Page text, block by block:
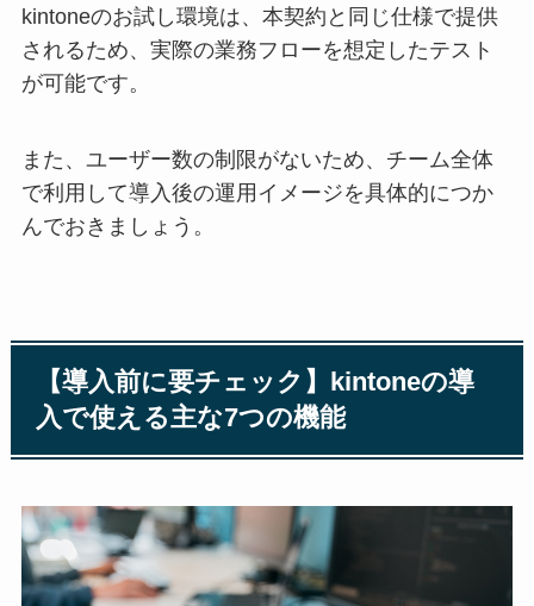
kintoneのお試し環境は、本契約と同じ仕様で提供
されるため、実際の業務フローを想定したテスト
が可能です。
また、ユーザー数の制限がないため、チーム全体
で利用して導入後の運用イメージを具体的につか
んでおきましょう。
【導入前に要チェック】kintoneの導
入で使える主な7つの機能